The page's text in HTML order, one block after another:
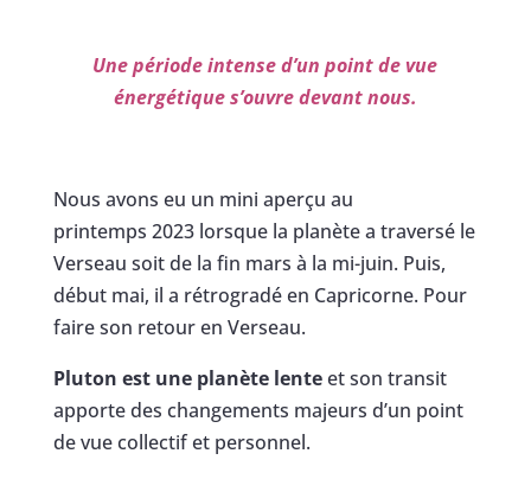
Une période intense d’un point de vue
énergétique s’ouvre devant nous.
Nous avons eu un mini aperçu au
printemps 2023 lorsque la planète a traversé le
Verseau soit de la fin mars à la mi-juin. Puis,
début mai, il a rétrogradé en Capricorne. Pour
faire son retour en Verseau.
Pluton est une planète lenteet son transit
apporte des changements majeurs d’un point
de vue collectif et personnel.